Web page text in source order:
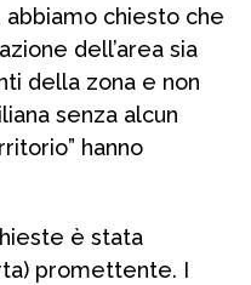
abbiamo chiesto che
dell’area sia
della zona e non
senza alcun
hanno
è stata
promettente. I